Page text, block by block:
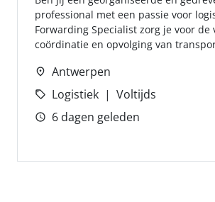
professional met een passie voor
Forwarding Specialist zorg je voor de
coördinatie en opvolging van
Antwerpen
Logistiek
Voltijds
6 dagen geleden